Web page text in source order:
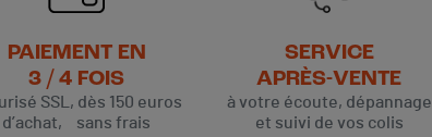
PAIEMENT EN
3 / 4 FOIS
SSL, dès 150 euros
d’achat, sans frais
SERVICE
APRÈS-VENTE
à votre écoute, dépannage
et suivi de vos colis